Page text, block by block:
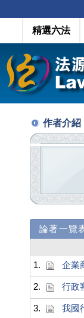
精選六法
作者介紹
論著一覽
1.
企業
2. 行政
3. 我國